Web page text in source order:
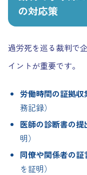
の対応策
過労死を巡る裁判で
イントが重要です。
労働時間の証拠収
務記録）
医師の診断書の提
明）
同僚や関係者の証
を証明）